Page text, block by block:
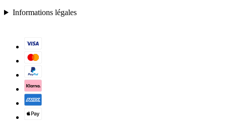
Informations légales